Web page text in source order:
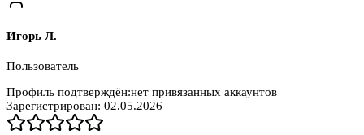
Игорь Л.
Пользователь
Профиль подтверждён:нет привязанных аккаунтов
Зарегистрирован: 02.05.2026